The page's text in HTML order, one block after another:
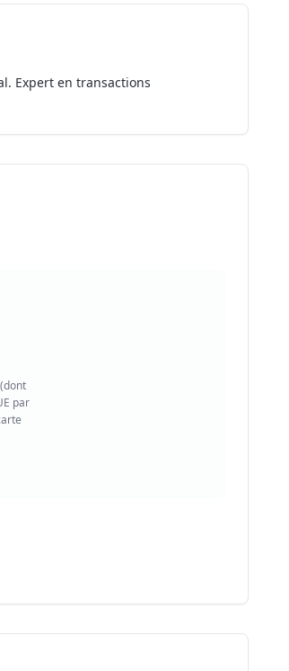
Expert en transactions
par